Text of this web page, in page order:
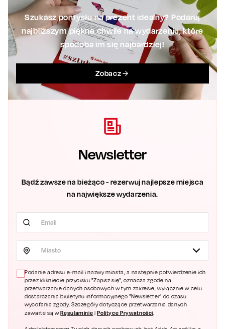
Szukasz pomysłu na prezent idealny? Podaruj
najbliższym piękne chwile na wydarzeniu, które
spodoba im się najbardziej!
Zobacz
Newsletter
Bądź zawsze na bieżąco - rezerwuj najlepsze miejsca
na największe wydarzenia.
Miasto
Podanie adresu e-mail i nazwy miasta, a następnie potwierdzenie ich
przez kliknięcie przycisku "Zapisz się", oznacza zgodę na
przetwarzanie danych osobowych w tym zakresie, wyłącznie w celu
dostarczania biuletynu informacyjnego "Newsletter" do czasu
wycofania zgody. Szczegóły dotyczące przetwarzania danych
zawarte są wRegulaminie i Polityce Prywatności.